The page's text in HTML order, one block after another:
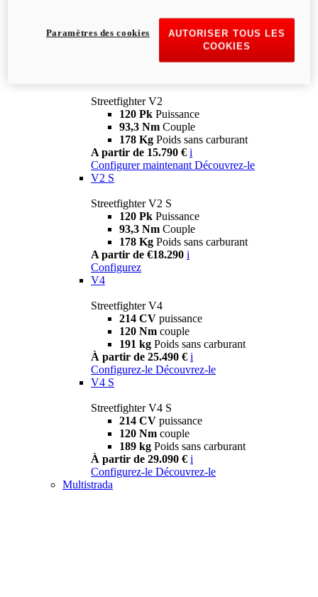
Streetfighter V2
120 Pk Puissance
93,3 Nm Couple
178 Kg Poids sans carburant
A partir de 15.790 € i
Configurer maintenant Découvrez-le
V2 S
Streetfighter V2 S
120 Pk Puissance
93,3 Nm Couple
178 Kg Poids sans carburant
A partir de €18.290 i
Configurez
V4
Streetfighter V4
214 CV puissance
120 Nm couple
191 kg Poids sans carburant
À partir de 25.490 € i
Configurez-le Découvrez-le
V4 S
Streetfighter V4 S
214 CV puissance
120 Nm couple
189 kg Poids sans carburant
À partir de 29.090 € i
Configurez-le Découvrez-le
Multistrada
AUTORISER TOUS LES
COOKIES
Paramètres des cookies